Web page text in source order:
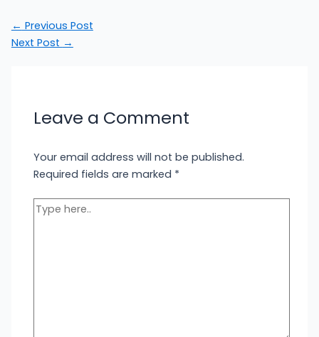
← Previous Post
Next Post →
Leave a Comment
Your email address will not be published.
Required fields are marked *
Type